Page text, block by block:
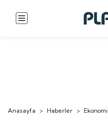
Anasayfa > Haberler >